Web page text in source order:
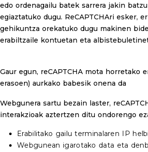
edo ordenagailu batek sarrera jakin
egiaztatuko dugu. ReCAPTCHAri esker,
gehikuntza orekatuko dugu makinen
erabiltzaile kontuetan eta
Gaur egun, reCAPTCHA mota horretako
erasoen) aurkako babesik onena da
Webgunera sartu bezain laster,
interakzioak aztertzen ditu ondorengo
Erabilitako gailu terminalaren IP
Webgunean igarotako data eta